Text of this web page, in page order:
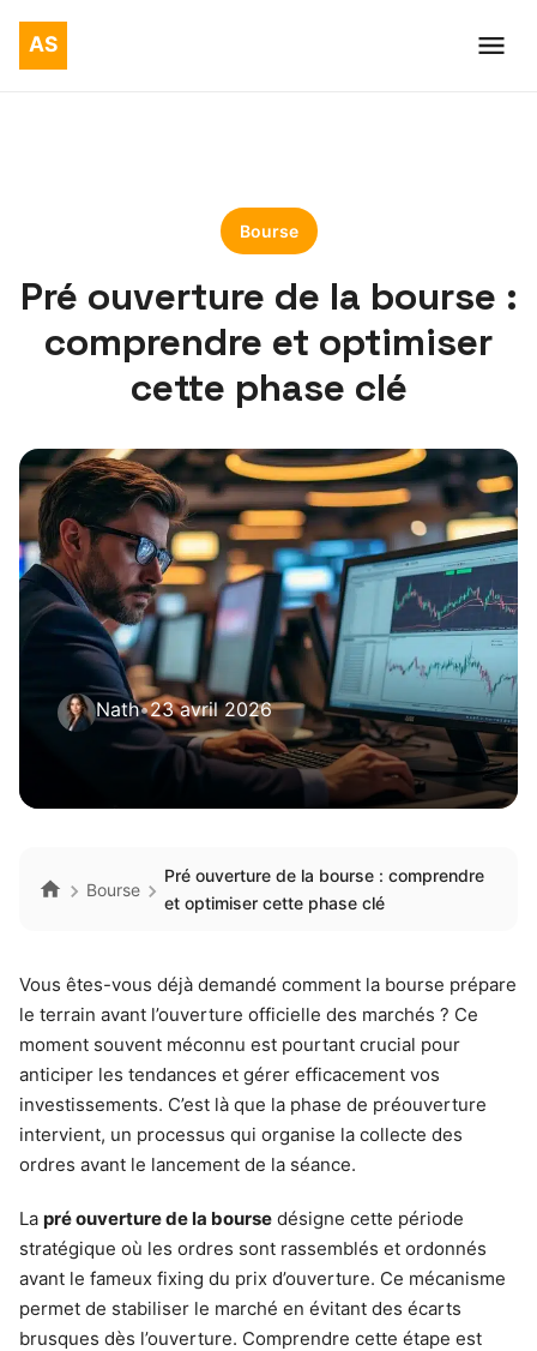
Bourse
Pré ouverture de la bourse :
comprendre et optimiser
cette phase clé
Nath•23 avril 2026
Bourse
Pré ouverture de la bourse : comprendre
et optimiser cette phase clé
Vous êtes-vous déjà demandé comment la bourse prépare
le terrain avant l’ouverture officielle des marchés ? Ce
moment souvent méconnu est pourtant crucial pour
anticiper les tendances et gérer efficacement vos
investissements. C’est là que la phase de préouverture
intervient, un processus qui organise la collecte des
ordres avant le lancement de la séance.
La pré ouverture de la bourse désigne cette période
stratégique où les ordres sont rassemblés et ordonnés
avant le fameux fixing du prix d’ouverture. Ce mécanisme
permet de stabiliser le marché en évitant des écarts
brusques dès l’ouverture. Comprendre cette étape est